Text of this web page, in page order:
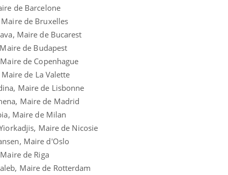
de Barcelone
de Bruxelles
Maire de Bucarest
de Budapest
de Copenhague
de La Valette
Maire de Lisbonne
Maire de Madrid
Maire de Milan
Maire de Nicosie
Maire d'Oslo
de Riga
Maire de Rotterdam